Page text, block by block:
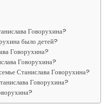
Говорухина?
было детей?
Говорухина?
Говорухина?
Станислава Говорухина?
Говорухина?